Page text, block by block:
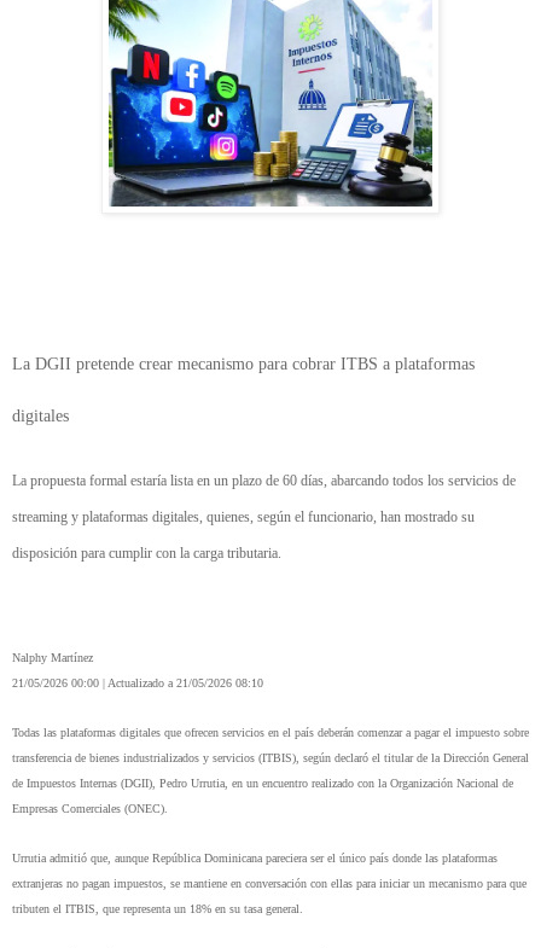
La DGII pretende crear mecanismo para cobrar ITBS a plataformas
digitales
La propuesta formal estaría lista en un plazo de 60 días, abarcando todos los servicios de
streaming y plataformas digitales, quienes, según el funcionario, han mostrado su
disposición para cumplir con la carga tributaria.
Nalphy Martínez
21/05/2026 00:00 | Actualizado a 21/05/2026 08:10
Todas las plataformas digitales que ofrecen servicios en el país deberán comenzar a pagar el impuesto sobre
transferencia de bienes industrializados y servicios (ITBIS), según declaró el titular de la Dirección General
de Impuestos Internas (DGII), Pedro Urrutia, en un encuentro realizado con la Organización Nacional de
Empresas Comerciales (ONEC).
Urrutia admitió que, aunque República Dominicana pareciera ser el único país donde las plataformas
extranjeras no pagan impuestos, se mantiene en conversación con ellas para iniciar un mecanismo para que
tributen el ITBIS, que representa un 18% en su tasa general.